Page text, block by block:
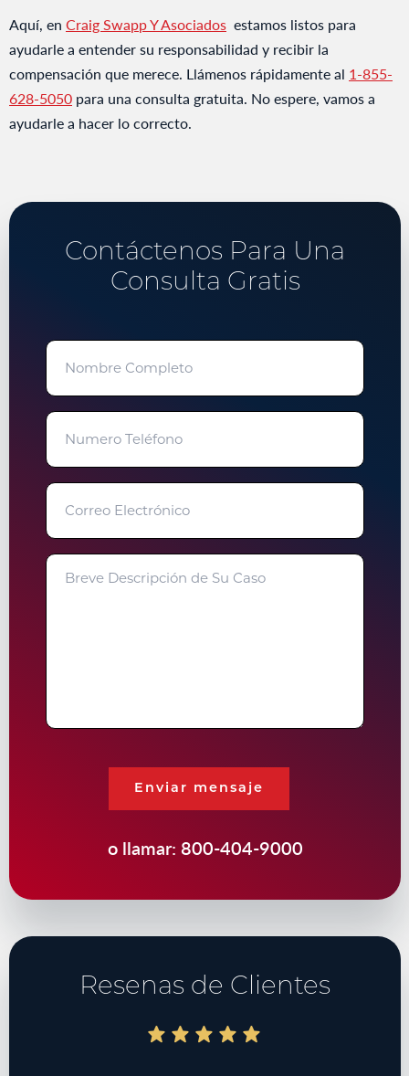
Aquí, en Craig Swapp Y Asociados estamos listos para
ayudarle a entender su responsabilidad y recibir la
compensación que merece. Llámenos rápidamente al 1-855-
628-5050 para una consulta gratuita. No espere, vamos a
ayudarle a hacer lo correcto.
Contáctenos Para Una
Consulta Gratis
"Nombre
Completo
Numero
Teléfono
Correo
Electrónico
Breve
Descripción
Enviar mensaje
o llamar: 800-404-9000
Resenas de Clientes